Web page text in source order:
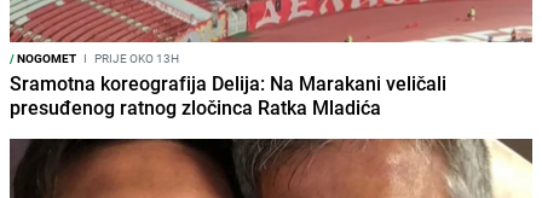
/NOGOMET I PRIJE OKO 13H
Sramotna koreografija Delija: Na Marakani veličali
presuđenog ratnog zločinca Ratka Mladića